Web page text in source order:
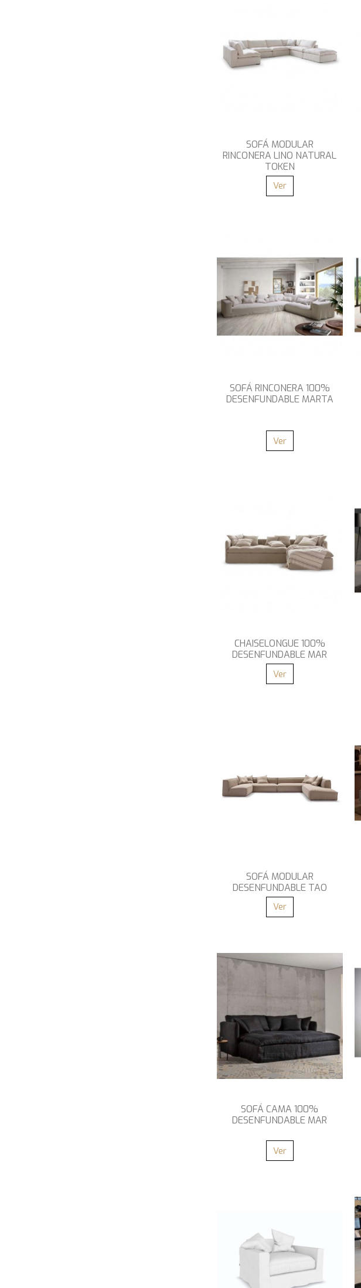
SOFÁ MODULAR
RINCONERA LINO NATURAL
TOKEN
Ver
SOFÁ RINCONERA 100%
DESENFUNDABLE MARTA
Ver
CHAISELONGUE 100%
DESENFUNDABLE MAR
Ver
SOFÁ MODULAR
DESENFUNDABLE TAO
Ver
SOFÁ CAMA 100%
DESENFUNDABLE MAR
Ver